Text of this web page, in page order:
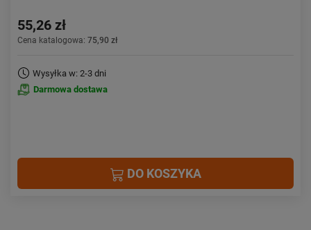
55,26 zł
Cena katalogowa: 75,90 zł
Wysyłka w: 2-3 dni
Darmowa dostawa
DO KOSZYKA